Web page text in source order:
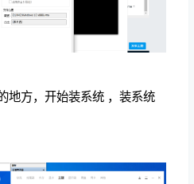
地方，开始装系统 ，装系统